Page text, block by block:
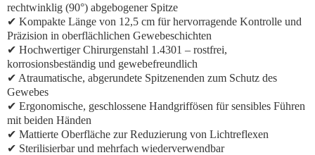
rechtwinklig (90°) abgebogener Spitze
✔ Kompakte Länge von 12,5 cm für hervorragende Kontrolle und
Präzision in oberflächlichen Gewebeschichten
✔ Hochwertiger Chirurgenstahl 1.4301 – rostfrei,
korrosionsbeständig und gewebefreundlich
✔ Atraumatische, abgerundete Spitzenenden zum Schutz des
Gewebes
✔ Ergonomische, geschlossene Handgriffösen für sensibles Führen
mit beiden Händen
✔ Mattierte Oberfläche zur Reduzierung von Lichtreflexen
✔ Sterilisierbar und mehrfach wiederverwendbar